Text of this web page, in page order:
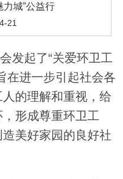
力城”公益行
21
发起了“关爱环卫工
在进一步引起社会各
的理解和重视，给
形成尊重环卫工
美好家园的良好社